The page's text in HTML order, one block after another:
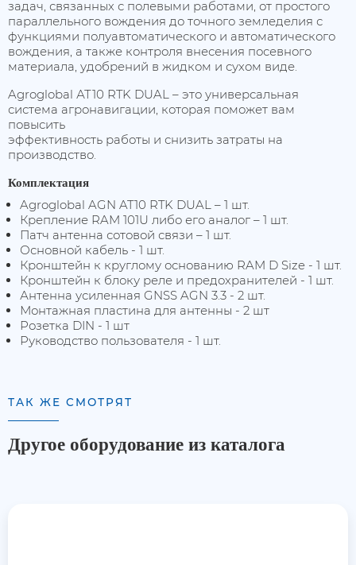
задач, связанных с полевыми работами, от простого
параллельного вождения до точного земледелия с
функциями полуавтоматического и автоматического
вождения, а также контроля внесения посевного
материала, удобрений в жидком и сухом виде.
Agroglobal АТ10 RTK DUAL – это универсальная
система агронавигации, которая поможет вам
повысить
эффективность работы и снизить затраты на
производство.
Комплектация
Agroglobal AGN AT10 RTK DUAL – 1 шт.
Крепление RAM 101U либо его аналог – 1 шт.
Патч антенна сотовой связи – 1 шт.
Основной кабель - 1 шт.
Кронштейн к круглому основанию RAM D Size - 1 шт.
Кронштейн к блоку реле и предохранителей - 1 шт.
Антенна усиленная GNSS AGN 3.3 - 2 шт.
Монтажная пластина для антенны - 2 шт
Розетка DIN - 1 шт
Руководство пользователя - 1 шт.
ТАК ЖЕ СМОТРЯТ
Другое оборудование из каталога